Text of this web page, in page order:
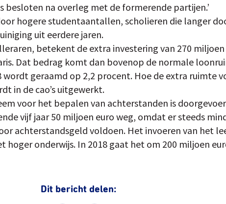
besloten na overleg met de formerende partijen.’
hogere studentaantallen, scholieren die langer
uit eerdere jaren.
betekent de extra investering van 270
Dat bedrag komt dan bovenop de normale
wordt geraamd op 2,2 procent. Hoe de extra ruimte
in de cao’s uitgewerkt.
voor het bepalen van achterstanden is
vijf jaar 50 miljoen euro weg, omdat er steeds
achterstandsgeld voldoen. Het invoeren van het
hoger onderwijs. In 2018 gaat het om 200 miljoen
Dit bericht delen: